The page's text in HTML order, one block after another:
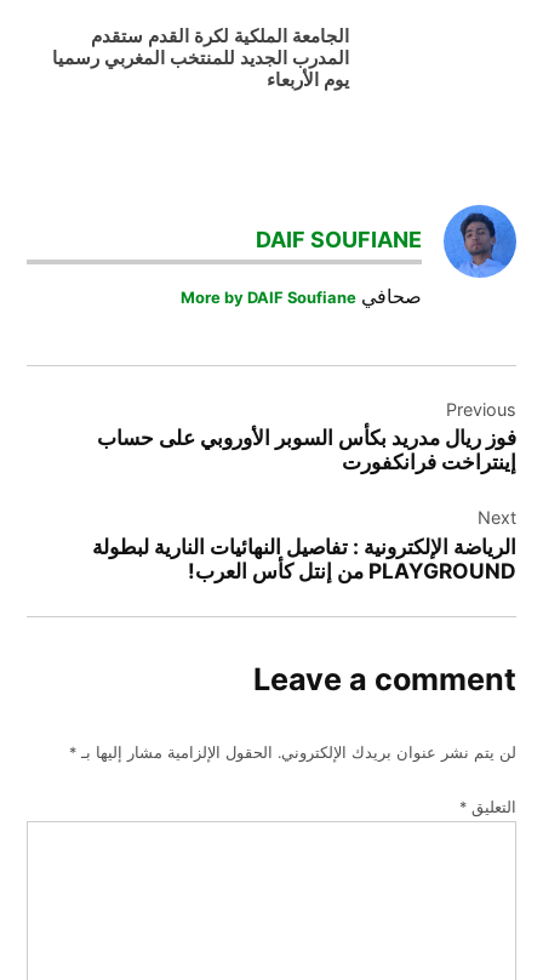
الجامعة الملكية لكرة القدم ستقدم
المدرب الجديد للمنتخب المغربي رسميا
يوم الأربعاء
DAIF SOUFIANE
صحافيMore by DAIF Soufiane
المقالات
Previous
فوز ريال مدريد بكأس السوبر الأوروبي على حساب
إينتراخت فرانكفورت
Next
الرياضة الإلكترونية : تفاصيل النهائيات النارية لبطولة
PLAYGROUND من إنتل كأس العرب!
Leave a comment
لن يتم نشر عنوان بريدك الإلكتروني. الحقول الإلزامية مشار إليها بـ*
التعليق*